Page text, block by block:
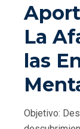
La
las
Objetivo: